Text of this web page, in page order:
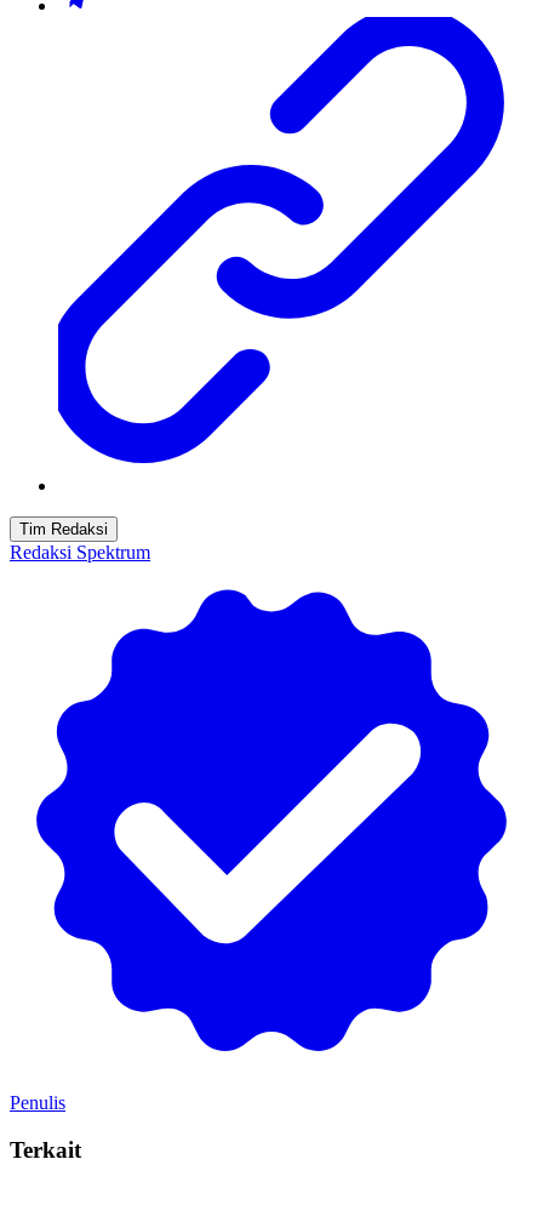
Tim Redaksi
Redaksi Spektrum
Penulis
Terkait